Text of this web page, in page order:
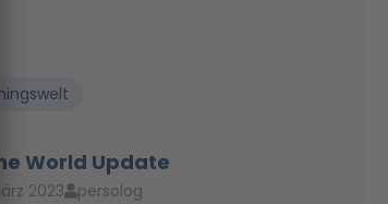
World Update
2023 persolog